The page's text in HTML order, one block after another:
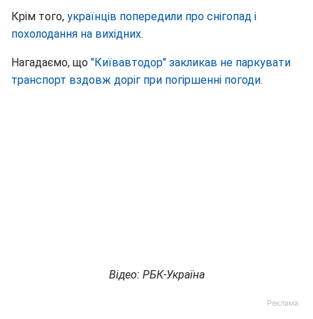
Крім того, українців попередили про снігопад і
похолодання на вихідних.
Нагадаємо, що "Київавтодор" закликав не паркувати
транспорт вздовж доріг при погіршенні погоди.
Відео: РБК-Україна